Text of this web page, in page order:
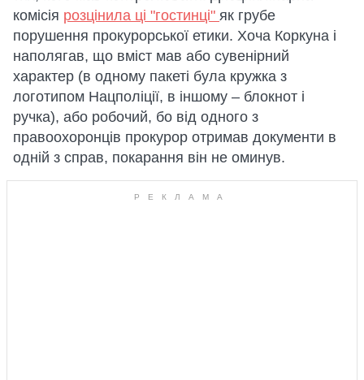
комісія розцінила ці "гостинці" як грубе
порушення прокурорської етики. Хоча Коркуна і
наполягав, що вміст мав або сувенірний
характер (в одному пакеті була кружка з
логотипом Нацполіції, в іншому – блокнот і
ручка), або робочий, бо від одного з
правоохоронців прокурор отримав документи в
одній з справ, покарання він не оминув.